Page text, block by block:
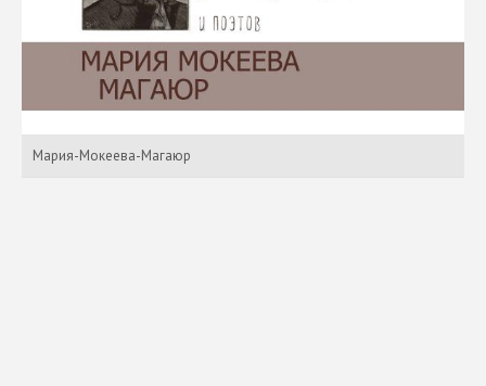
Мария-Мокеева-Магаюр